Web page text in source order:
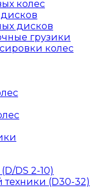
колес
дисков
грузики
колес
DS 2-10)
(D30-32)